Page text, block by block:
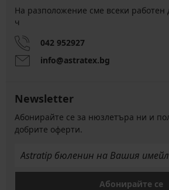
На разположение сме всеки работен
ч
042 952927
info@astratex.bg
Newsletter
Абонирайте се за нюзлетъра ни и
добрите оферти.
Абонирайте се